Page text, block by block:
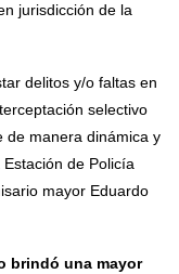
jurisdicción de la
delitos y/o faltas en
selectivo
de manera dinámica y
de Policía
mayor Eduardo
brindó una mayor